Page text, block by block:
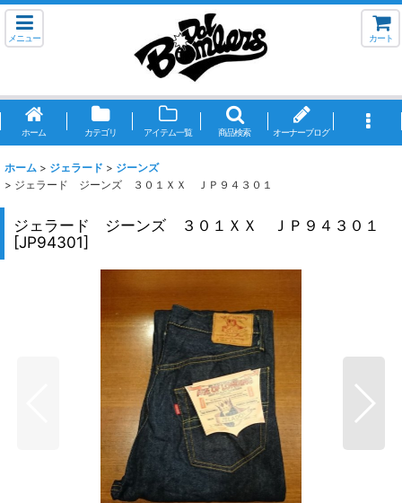
メニュー カート
ホーム カテゴリ アイテム一覧 商品検索 オーナーブログ
ホーム > ジェラード > ジーンズ
> ジェラード ジーンズ ３０１ＸＸ ＪＰ９４３０１
ジェラード ジーンズ ３０１ＸＸ ＪＰ９４３０１
[JP94301]